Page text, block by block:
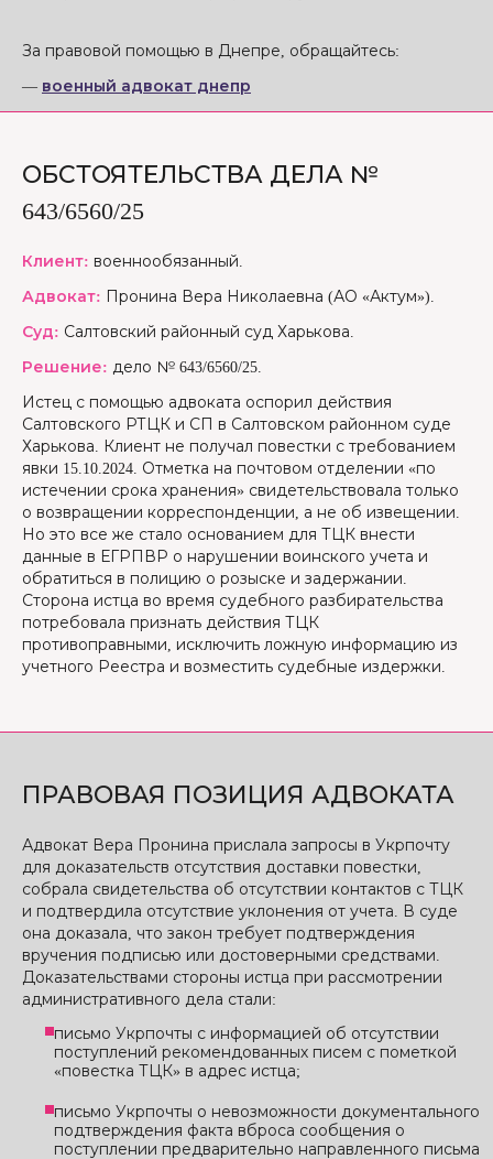
За правовой помощью в Днепре, обращайтесь:
— военный адвокат днепр
ОБСТОЯТЕЛЬСТВА ДЕЛА №
643/6560/25
Клиент: военнообязанный.
Адвокат: Пронина Вера Николаевна (АО «Актум»).
Суд: Салтовский районный суд Харькова.
Решение: дело № 643/6560/25.
Истец с помощью адвоката оспорил действия
Салтовского РТЦК и СП в Салтовском районном суде
Харькова. Клиент не получал повестки с требованием
явки 15.10.2024. Отметка на почтовом отделении «по
истечении срока хранения» свидетельствовала только
о возвращении корреспонденции, а не об извещении.
Но это все же стало основанием для ТЦК внести
данные в ЕГРПВР о нарушении воинского учета и
обратиться в полицию о розыске и задержании.
Сторона истца во время судебного разбирательства
потребовала признать действия ТЦК
противоправными, исключить ложную информацию из
учетного Реестра и возместить судебные издержки.
ПРАВОВАЯ ПОЗИЦИЯ АДВОКАТА
Адвокат Вера Пронина прислала запросы в Укрпочту
для доказательств отсутствия доставки повестки,
собрала свидетельства об отсутствии контактов с ТЦК
и подтвердила отсутствие уклонения от учета. В суде
она доказала, что закон требует подтверждения
вручения подписью или достоверными средствами.
Доказательствами стороны истца при рассмотрении
административного дела стали:
письмо Укрпочты с информацией об отсутствии
поступлений рекомендованных писем с пометкой
«повестка ТЦК» в адрес истца;
письмо Укрпочты о невозможности документального
подтверждения факта вброса сообщения о
поступлении предварительно направленного письма